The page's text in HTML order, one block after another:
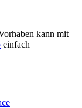
kann mit
einfach